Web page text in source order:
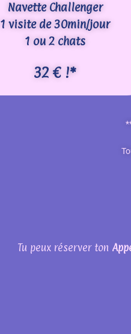
Navette Challenger
1 visite de 30min/jour
1 ou 2 chats
32 € !*
Tu peux réserver ton